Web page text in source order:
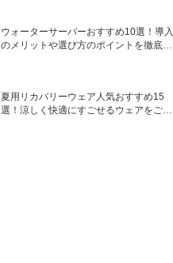
ウォーターサーバーおすすめ10選！導入
のメリットや選び方のポイントを徹底解
夏用リカバリーウェア人気おすすめ15
選！涼しく快適にすごせるウェアをご紹